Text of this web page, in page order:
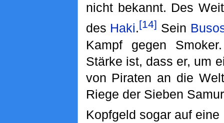
nicht bekannt. Des
des Haki.[14] Sein
Kampf gegen
Stärke ist, dass er, um
von Piraten an die
Riege der Sieben
Kopfgeld sogar auf